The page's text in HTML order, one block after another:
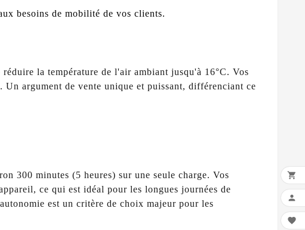
besoins de mobilité de vos clients.
la température de l'air ambiant jusqu'à 16°C. Vos
argument de vente unique et puissant, différenciant ce
300 minutes (5 heures) sur une seule charge. Vos
ce qui est idéal pour les longues journées de
est un critère de choix majeur pour les


